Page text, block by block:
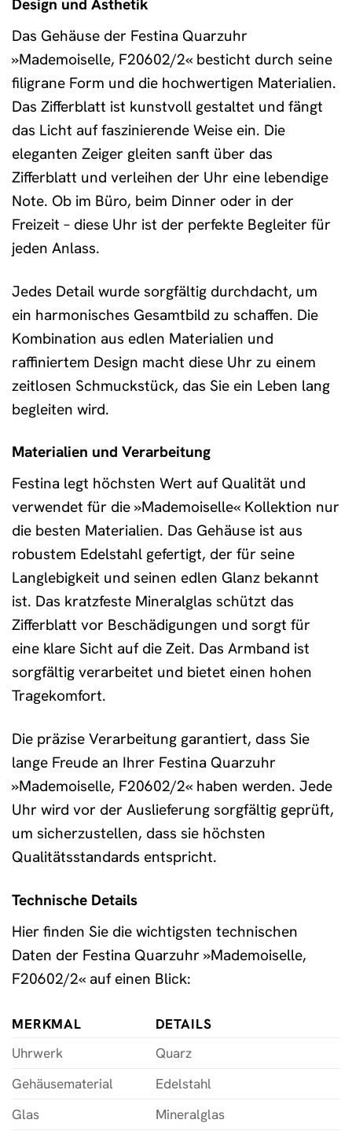
Design und Ästhetik
Das Gehäuse der Festina Quarzuhr
»Mademoiselle, F20602/2« besticht durch seine
filigrane Form und die hochwertigen Materialien.
Das Zifferblatt ist kunstvoll gestaltet und fängt
das Licht auf faszinierende Weise ein. Die
eleganten Zeiger gleiten sanft über das
Zifferblatt und verleihen der Uhr eine lebendige
Note. Ob im Büro, beim Dinner oder in der
Freizeit – diese Uhr ist der perfekte Begleiter für
jeden Anlass.
Jedes Detail wurde sorgfältig durchdacht, um
ein harmonisches Gesamtbild zu schaffen. Die
Kombination aus edlen Materialien und
raffiniertem Design macht diese Uhr zu einem
zeitlosen Schmuckstück, das Sie ein Leben lang
begleiten wird.
Materialien und Verarbeitung
Festina legt höchsten Wert auf Qualität und
verwendet für die »Mademoiselle« Kollektion nur
die besten Materialien. Das Gehäuse ist aus
robustem Edelstahl gefertigt, der für seine
Langlebigkeit und seinen edlen Glanz bekannt
ist. Das kratzfeste Mineralglas schützt das
Zifferblatt vor Beschädigungen und sorgt für
eine klare Sicht auf die Zeit. Das Armband ist
sorgfältig verarbeitet und bietet einen hohen
Tragekomfort.
Die präzise Verarbeitung garantiert, dass Sie
lange Freude an Ihrer Festina Quarzuhr
»Mademoiselle, F20602/2« haben werden. Jede
Uhr wird vor der Auslieferung sorgfältig geprüft,
um sicherzustellen, dass sie höchsten
Qualitätsstandards entspricht.
Technische Details
Hier finden Sie die wichtigsten technischen
Daten der Festina Quarzuhr »Mademoiselle,
F20602/2« auf einen Blick:
MERKMAL
DETAILS
Uhrwerk
Quarz
Gehäusematerial
Edelstahl
Glas
Mineralglas